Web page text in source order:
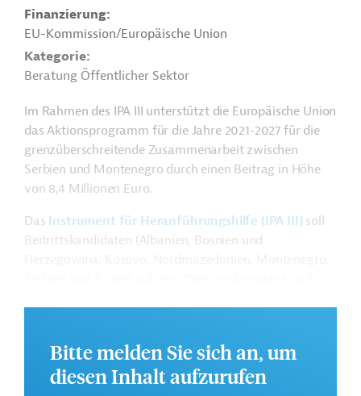
Finanzierung
EU-Kommission/Europäische Union
Kategorie
Beratung Öffentlicher Sektor
Im Rahmen des IPA III unterstützt die Europäische Union
das Aktionsprogramm für die Jahre 2021-2027 für die
grenzüberschreitende Zusammenarbeit zwischen
Serbien und Montenegro durch einen Beitrag in Höhe
von 8,4 Millionen Euro.
Das Instrument für Heranführungshilfe (IPA III) soll
Beitrittskandidaten (Albanien, Bosnien und
nachbarschaftlichen Beziehungen sowie die Stärkung
der wirtschaftlichen, territorialen und sozialen
Entwicklung des grenzübergreifenden Gebiets. Des
Bitte melden Sie sich an, um
diesen Inhalt aufzurufen